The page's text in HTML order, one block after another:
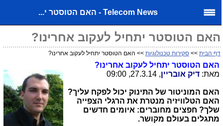
Telecom News - האם הטוסטר י...
האם הטוסטר יתחיל לעקוב אחרינו?
דף הבית>> סקירות טכנולוגיות>> האם הטוסטר יתחיל לעקוב אחרינו?
האם הטוסטר יתחיל לעקוב אחרינו?
מאת: דיק אובריין, 27.3.14, 09:00
האם המוניטור של התינוק יכול לפקח עליך?
האם הטלוויזיה מנטרת את הרגלי הצפייה
שלך? חפצים מחוברים: איומים חדשים
מתגלים בעולם מקושר.